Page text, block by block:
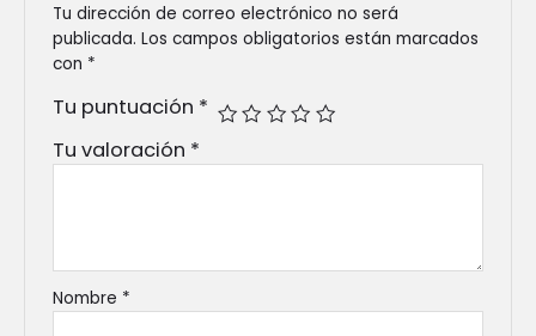
Tu dirección de correo electrónico no será
publicada. Los campos obligatorios están marcados
con *
Tu puntuación *
Tu valoración *
Nombre *